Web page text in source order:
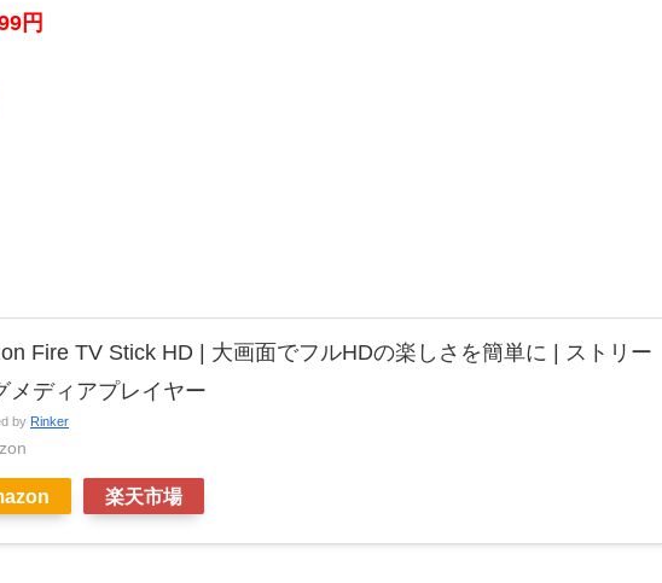
円
Fire TV Stick HD | 大画面でフルHDの楽しさを簡単に | ストリー
メディアプレイヤー
by Rinker
楽天市場